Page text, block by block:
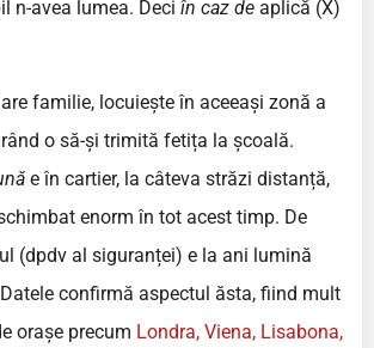
n-avea lumea. Deci în caz de aplică (X)
familie, locuiește în aceeași zonă a
o să-și trimită fetița la școală.
e în cartier, la câteva străzi distanță,
enorm în tot acest timp. De
(dpdv al siguranței) e la ani lumină
confirmă aspectul ăsta, fiind mult
orașe precum Londra, Viena, Lisabona,